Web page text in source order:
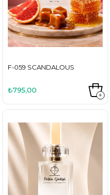
F-059 SCANDALOUS
₺795,00